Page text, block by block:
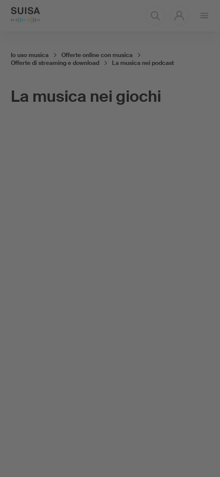
La musica nei giochi
Io uso musica
Offerte online con musica
Offerte di streaming e download
La musica nei podcast